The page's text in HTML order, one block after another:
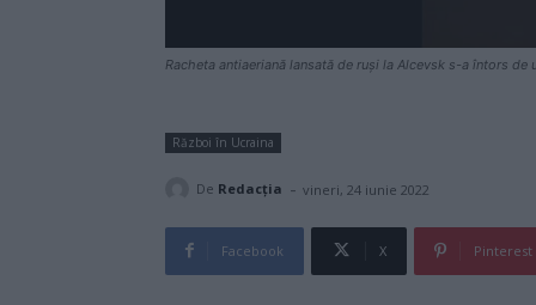
Racheta antiaeriană lansată de ruși la Alcevsk s-a întors
Război în Ucraina
De Redacţia - vineri, 24 iunie 2022
Facebook X Pinterest